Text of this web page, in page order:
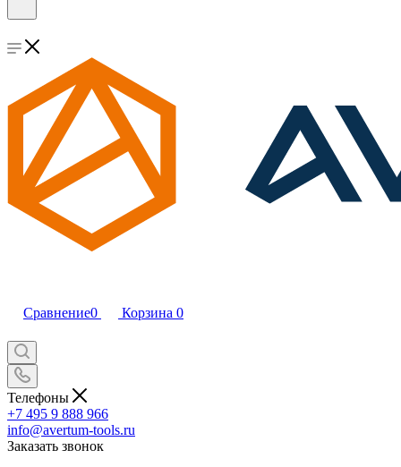
Сравнение0 Корзина 0
Телефоны
+7 495 9 888 966
info@avertum-tools.ru
Заказать звонок